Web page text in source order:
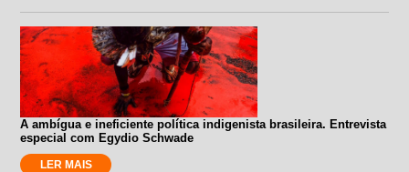
A ambígua e ineficiente política indigenista brasileira. Entrevista
especial com Egydio Schwade
LER MAIS